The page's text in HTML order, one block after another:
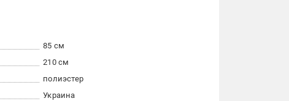
85 см
210 см
полиэстер
Украина